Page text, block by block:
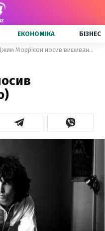
ЕКОНОМІКА БІЗНЕС
Джим Моррісон носив вишиванку (Фото)